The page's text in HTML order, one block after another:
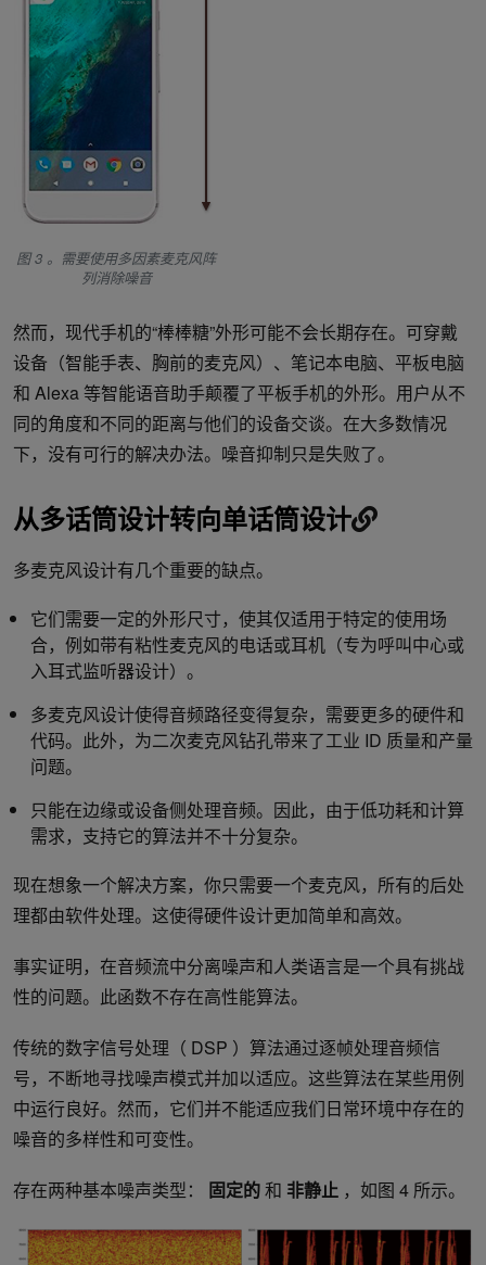
图 3 。需要使用多因素麦克风阵
列消除噪音
然而，现代手机的“棒棒糖”外形可能不会长期存在。可穿戴
设备（智能手表、胸前的麦克风）、笔记本电脑、平板电脑
和 Alexa 等智能语音助手颠覆了平板手机的外形。用户从不
同的角度和不同的距离与他们的设备交谈。在大多数情况
下，没有可行的解决办法。噪音抑制只是失败了。
从多话筒设计转向单话筒设计
多麦克风设计有几个重要的缺点。
它们需要一定的外形尺寸，使其仅适用于特定的使用场
合，例如带有粘性麦克风的电话或耳机（专为呼叫中心或
入耳式监听器设计）。
多麦克风设计使得音频路径变得复杂，需要更多的硬件和
代码。此外，为二次麦克风钻孔带来了工业 ID 质量和产量
问题。
只能在边缘或设备侧处理音频。因此，由于低功耗和计算
需求，支持它的算法并不十分复杂。
现在想象一个解决方案，你只需要一个麦克风，所有的后处
理都由软件处理。这使得硬件设计更加简单和高效。
事实证明，在音频流中分离噪声和人类语言是一个具有挑战
性的问题。此函数不存在高性能算法。
传统的数字信号处理（ DSP ）算法通过逐帧处理音频信
号，不断地寻找噪声模式并加以适应。这些算法在某些用例
中运行良好。然而，它们并不能适应我们日常环境中存在的
噪音的多样性和可变性。
存在两种基本噪声类型： 固定的和 非静止 ，如图 4 所示。